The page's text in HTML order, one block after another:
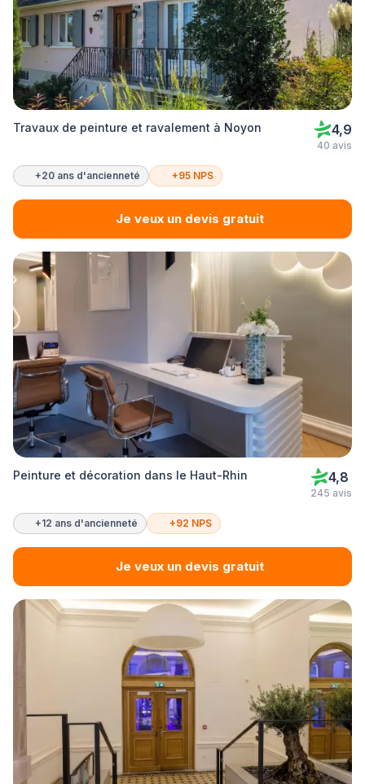
Travaux de peinture et ravalement à Noyon 4,9
40 avis
+20 ans d'ancienneté +95 NPS
Je veux un devis gratuit
Peinture et décoration dans le Haut-Rhin 4,8
245 avis
+12 ans d'ancienneté +92 NPS
Je veux un devis gratuit